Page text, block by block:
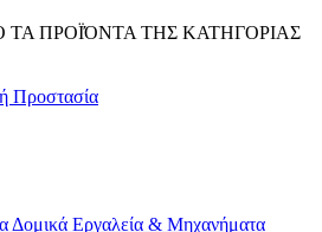
ΤΑ ΠΡΟΪΌΝΤΑ ΤΗΣ ΚΑΤΗΓΟΡΙΑΣ
Προστασία
Δομικά Εργαλεία & Μηχανήματα